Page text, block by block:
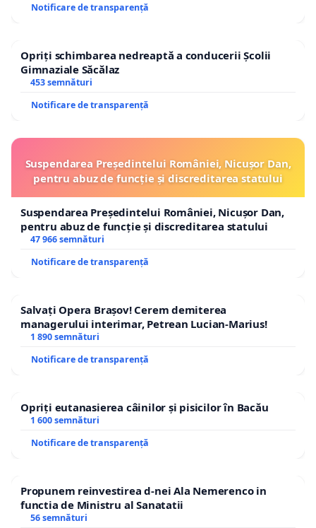
Notificare de transparență
Opriți schimbarea nedreaptă a conducerii Școlii
Gimnaziale Săcălaz
453 semnături
Notificare de transparență
Suspendarea Președintelui României, Nicușor Dan,
pentru abuz de funcție și discreditarea statului
Suspendarea Președintelui României, Nicușor Dan,
pentru abuz de funcție și discreditarea statului
47 966 semnături
Notificare de transparență
Salvați Opera Brașov! Cerem demiterea
managerului interimar, Petrean Lucian-Marius!
1 890 semnături
Notificare de transparență
Opriți eutanasierea câinilor și pisicilor în Bacău
1 600 semnături
Notificare de transparență
Propunem reinvestirea d-nei Ala Nemerenco in
functia de Ministru al Sanatatii
56 semnături